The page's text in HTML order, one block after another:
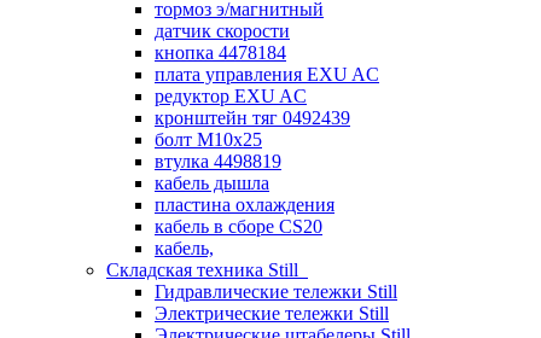
тормоз э/магнитный
датчик скорости
кнопка 4478184
плата управления EXU AC
редуктор EXU AC
кронштейн тяг 0492439
болт М10х25
втулка 4498819
кабель дышла
пластина охлаждения
кабель в сборе CS20
кабель,
Складская техника Still
Гидравлические тележки Still
Электрические тележки Still